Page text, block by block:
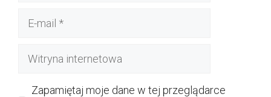
Witryna
Zapamiętaj moje dane w tej przeglądarce